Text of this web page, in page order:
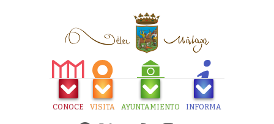
CONOCE VISITA AYUNTAMIENTO INFORMA